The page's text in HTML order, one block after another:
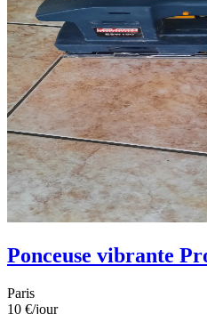
Ponceuse vibrante
Paris
10 €/jour